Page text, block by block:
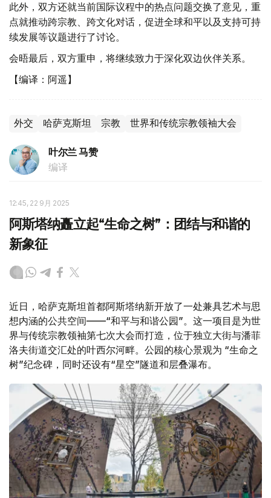
此外，双方还就当前国际议程中的热点问题交换了意见，重
点就推动跨宗教、跨文化对话，促进全球和平以及支持可持
续发展等议题进行了讨论。
会晤最后，双方重申，将继续致力于深化双边伙伴关系。
【编译：阿遥】
外交 哈萨克斯坦 宗教 世界和传统宗教领袖大会
叶尔兰 马赞
编译
12:45, 22 9月 2025
阿斯塔纳矗立起“生命之树”：团结与和谐的
新象征
近日，哈萨克斯坦首都阿斯塔纳新开放了一处兼具艺术与思
想内涵的公共空间——“和平与和谐公园”。这一项目是为世
界与传统宗教领袖第七次大会而打造，位于独立大街与潘菲
洛夫街道交汇处的叶西尔河畔。公园的核心景观为 “生命之
树”纪念碑，同时还设有“星空”隧道和层叠瀑布。